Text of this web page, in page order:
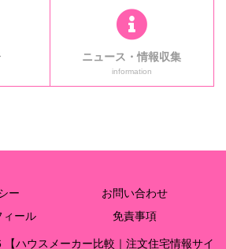
ニュース・情報収集
information
ー
お問い合わせ
ィール
免責事項
ハウスメーカー比較｜注文住宅情報サイ